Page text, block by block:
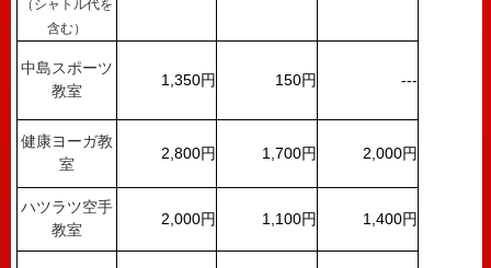
（シャトル代を
含む）
中島スポーツ
教室
1,350円 150円 ---
健康ヨーガ教
室
2,800円 1,700円 2,000円
ハツラツ空手
教室
2,000円 1,100円 1,400円